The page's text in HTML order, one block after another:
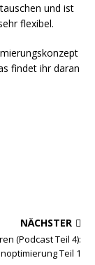
und ist
flexibel.
findet ihr daran
NÄCHSTER
(Podcast Teil 4):
Teil 1